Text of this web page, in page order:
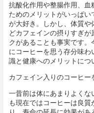
抗酸化作用や整腸作用、
ためのメリットがいっぱ
が大好き。しかし、体質や
どカフェインの摂りすぎ
クがあることも事実です
にコーヒーを思う存分味
識と健康へのメリットにつ
カフェイン入りのコーヒー
一昔前は体にあまりよく
も現在ではコーヒーは良